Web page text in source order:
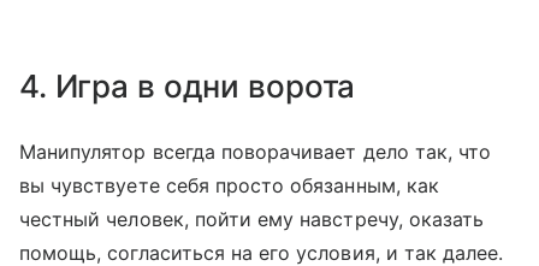
4. Игра в одни ворота
Манипулятор всегда поворачивает дело так, что
вы чувствуете себя просто обязанным, как
честный человек, пойти ему навстречу, оказать
помощь, согласиться на его условия, и так далее.